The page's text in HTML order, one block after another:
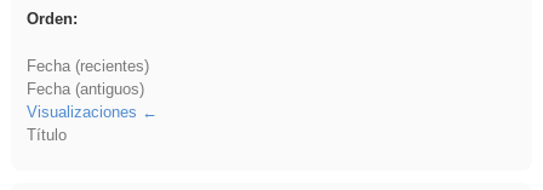
Orden:
Fecha (recientes)
Fecha (antiguos)
Visualizaciones
Título